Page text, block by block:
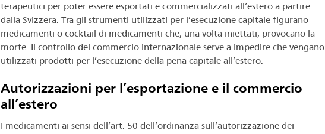
terapeutici per poter essere esportati e commercializzati all’estero a partire
dalla Svizzera. Tra gli strumenti utilizzati per l’esecuzione capitale figurano
medicamenti o cocktail di medicamenti che, una volta iniettati, provocano la
morte. Il controllo del commercio internazionale serve a impedire che vengano
utilizzati prodotti per l’esecuzione della pena capitale all’estero.
Autorizzazioni per l’esportazione e il commercio
all’estero
I medicamenti ai sensi dell’art. 50 dell’ordinanza sull’autorizzazione dei